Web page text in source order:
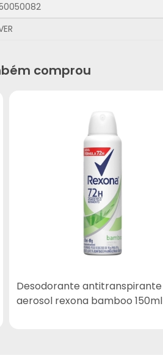
comprou
Desodorante antitranspirante
aerosol rexona bamboo 150ml